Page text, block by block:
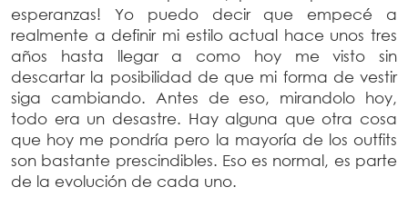
esperanzas! Yo puedo decir que empecé a
realmente a definir mi estilo actual hace unos tres
años hasta llegar a como hoy me visto sin
descartar la posibilidad de que mi forma de vestir
siga cambiando. Antes de eso, mirandolo hoy,
todo era un desastre. Hay alguna que otra cosa
que hoy me pondría pero la mayoría de los outfits
son bastante prescindibles. Eso es normal, es parte
de la evolución de cada uno.